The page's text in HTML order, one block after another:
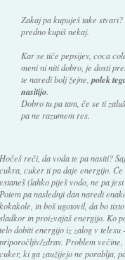
Zakaj pa kupuješ take
predno kupiš nekaj.
Kar se tiče pepsijev, coca
meni ni niti dobro, je dosti
te naredi bolj žejne, polek
nasitijo.
Dobro tu pa tam, če se ti
pa ne razumem res.
Hočeš reči, da voda te pa nasiti?
cukra, cuker ti pa daje energijo.
vstaneš (lahko piješ vodo, ne pa
Potem pa naslednji dan naredi
kokakole, in boš ugotovil, da bo
sladkor in proizvajaš energijo. Ko
telo dobiti energijo iz zalog v
priporočljiv/zdrav. Problem večine,
cuker, ki ga zaužijejo ne porablja,